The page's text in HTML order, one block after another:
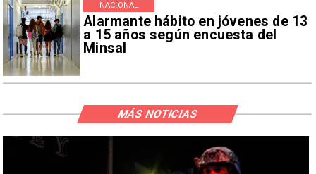
Alarmante hábito en jóvenes de 13
a 15 años según encuesta del
Minsal
NACIONAL
MÁS NOTICIAS